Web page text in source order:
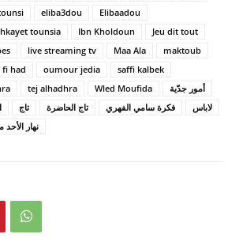
eliba3dou
Elibaadou
hkayet tounsia Ibn Kholdoun
Jeu dit tout
live streaming tv Maa Ala
maktoub
fi had
oumour jedia
saffi kalbek
tej alhadhra Wled Moufida
أمور جدّية
تاج تاج الحاضرة فكرة سامي الفهري
لاباس
نهار